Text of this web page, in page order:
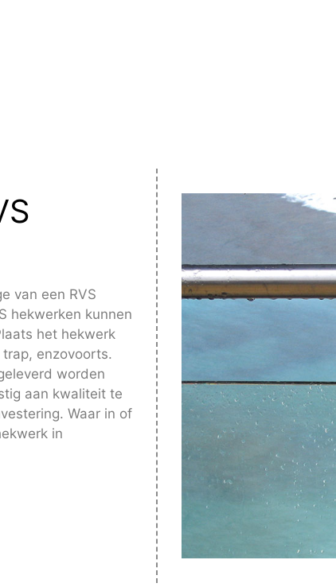
van een RVS
hekwerken kunnen
het hekwerk
enzovoorts.
worden
aan kwaliteit te
Waar in of
in